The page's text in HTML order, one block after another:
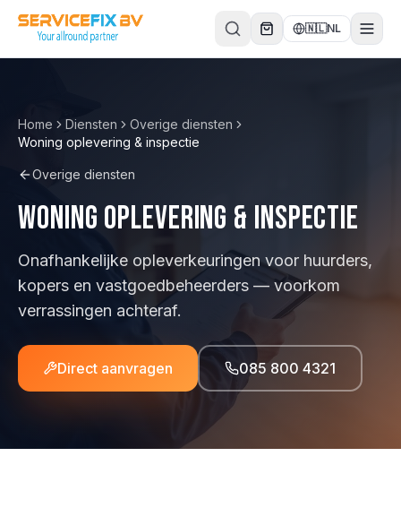
Direct naar inhoud
🇳🇱NL
Home Diensten
Overige diensten
Woning oplevering & inspectie
Overige diensten
Woning oplevering & inspectie
Onafhankelijke opleverkeuringen voor huurders,
kopers en vastgoedbeheerders — voorkom
verrassingen achteraf.
Direct aanvragen 085 800 4321